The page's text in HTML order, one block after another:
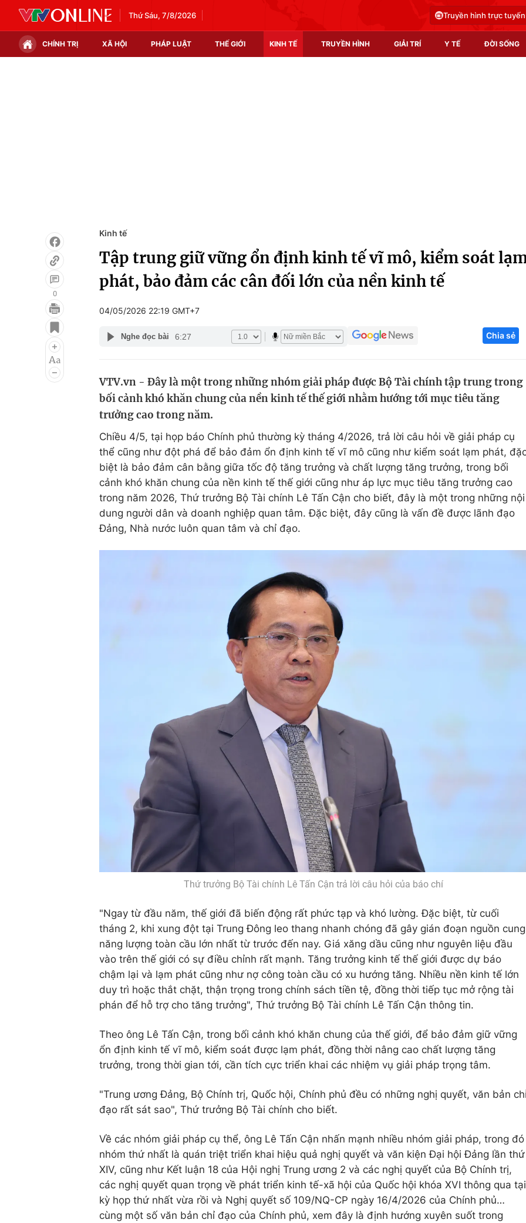
Thứ Sáu, 7/8/2026 Truyền hình trực tuyến
CHÍNH TRỊ XÃ HỘI PHÁP LUẬT THẾ GIỚI KINH TẾ TRUYỀN HÌNH GIẢI TRÍ Y TẾ ĐỜI SỐNG
Infographic
Điện ảnh
Âm nhạc
Du lịch
Chất lượng cuộc sống
Tuyển sinh
Hitech Công
Thị trường
0
Kinh tế
Tập trung giữ vững ổn định kinh tế vĩ mô, kiểm soát
phát, bảo đảm các cân đối lớn của nền kinh tế
04/05/2026 22:19 GMT+7
Nghe đọc bài 6:27 Chia sẻ
VTV.vn - Đây là một trong những nhóm giải pháp được Bộ Tài chính tập trung trong
bối cảnh khó khăn chung của nền kinh tế thế giới nhằm hướng tới mục tiêu tăng
trưởng cao trong năm.
Chiều 4/5, tại họp báo Chính phủ thường kỳ tháng 4/2026, trả lời câu hỏi về giải pháp cụ
thể cũng như đột phá để bảo đảm ổn định kinh tế vĩ mô cũng như kiểm soát lạm phát,
biệt là bảo đảm cân bằng giữa tốc độ tăng trưởng và chất lượng tăng trưởng, trong bối
cảnh khó khăn chung của nền kinh tế thế giới cũng như áp lực mục tiêu tăng trưởng cao
trong năm 2026, Thứ trưởng Bộ Tài chính Lê Tấn Cận cho biết, đây là một trong những nội
dung người dân và doanh nghiệp quan tâm. Đặc biệt, đây cũng là vấn đề được lãnh đạo
Đảng, Nhà nước luôn quan tâm và chỉ đạo.
Thứ trưởng Bộ Tài chính Lê Tấn Cận trả lời câu hỏi của báo chí
"Ngay từ đầu năm, thế giới đã biến động rất phức tạp và khó lường. Đặc biệt, từ cuối
tháng 2, khi xung đột tại Trung Đông leo thang nhanh chóng đã gây gián đoạn nguồn cung
năng lượng toàn cầu lớn nhất từ trước đến nay. Giá xăng dầu cũng như nguyên liệu đầu
vào trên thế giới có sự điều chỉnh rất mạnh. Tăng trưởng kinh tế thế giới được dự báo
chậm lại và lạm phát cũng như nợ công toàn cầu có xu hướng tăng. Nhiều nền kinh tế lớn
duy trì hoặc thắt chặt, thận trọng trong chính sách tiền tệ, đồng thời tiếp tục mở rộng tài
phán để hỗ trợ cho tăng trưởng", Thứ trưởng Bộ Tài chính Lê Tấn Cận thông tin.
Theo ông Lê Tấn Cận, trong bối cảnh khó khăn chung của thế giới, để bảo đảm giữ vững
ổn định kinh tế vĩ mô, kiểm soát được lạm phát, đồng thời nâng cao chất lượng tăng
trưởng, trong thời gian tới, cần tích cực triển khai các nhiệm vụ giải pháp trọng tâm.
"Trung ương Đảng, Bộ Chính trị, Quốc hội, Chính phủ đều có những nghị quyết, văn bản
đạo rất sát sao", Thứ trưởng Bộ Tài chính cho biết.
Về các nhóm giải pháp cụ thể, ông Lê Tấn Cận nhấn mạnh nhiều nhóm giải pháp, trong đó
nhóm thứ nhất là quán triệt triển khai hiệu quả nghị quyết và văn kiện Đại hội Đảng lần thứ
XIV, cũng như Kết luận 18 của Hội nghị Trung ương 2 và các nghị quyết của Bộ Chính trị,
các nghị quyết quan trọng về phát triển kinh tế-xã hội của Quốc hội khóa XVI thông qua tại
kỳ họp thứ nhất vừa rồi và Nghị quyết số 109/NQ-CP ngày 16/4/2026 của Chính phủ…
cùng một số văn bản chỉ đạo của Chính phủ, xem đây là định hướng xuyên suốt trong